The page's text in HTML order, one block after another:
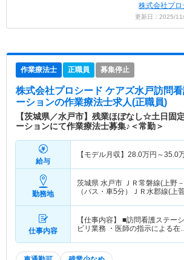
株式会社プ
更新日：2025/
作業療法士 正職員 募集停止
株式会社プロシード ケアズ水戸訪問
ーションの作業療法士求人(正職員)
【茨城県／水戸市】残業ほぼなし☆土日固
ーションにて作業療法士募集♪＜常勤＞
給与
【モデル月収】 28.0万円～35.0
勤務地
茨城県 水戸市
ＪＲ常磐線(上野
（バス・車5分）ＪＲ水郡線(上
仕事内容
【仕事内容】 ■訪問看護ステー
ビリ業務 ・医師の指示による在…